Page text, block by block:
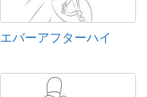
エバーアフターハイ